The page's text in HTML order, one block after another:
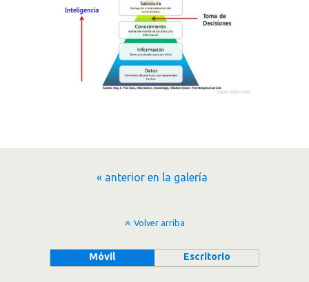
« anterior en la galería
Volver arriba
Móvil Escritorio